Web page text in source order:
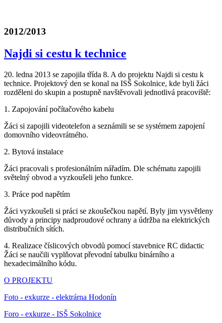
2012/2013
Najdi si cestu k technice
20. ledna 2013 se zapojila třída 8. A do projektu Najdi si cestu k
technice. Projektový den se konal na ISŠ Sokolnice, kde byli žáci
rozděleni do skupin a postupně navštěvovali jednotlivá pracoviště:
1. Zapojování počítačového kabelu
Žáci si zapojili videotelefon a seznámili se se systémem zapojení
domovního videovrátného.
2. Bytová instalace
Žáci pracovali s profesionálním nářadím. Dle schématu zapojili
světelný obvod a vyzkoušeli jeho funkce.
3. Práce pod napětím
Žáci vyzkoušeli si práci se zkoušečkou napětí. Byly jim vysvětleny
důvody a principy nadproudové ochrany a údržba na elektrických
distribučních sítích.
4. Realizace číslicových obvodů pomocí stavebnice RC didactic
Žáci se naučili vyplňovat převodní tabulku binárního a
hexadecimálního kódu.
O PROJEKTU
Foto - exkurze - elektrárna Hodonín
Foro - exkurze - ISŠ Sokolnice